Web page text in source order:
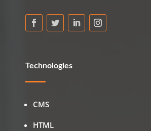
Technologies
CMS
HTML